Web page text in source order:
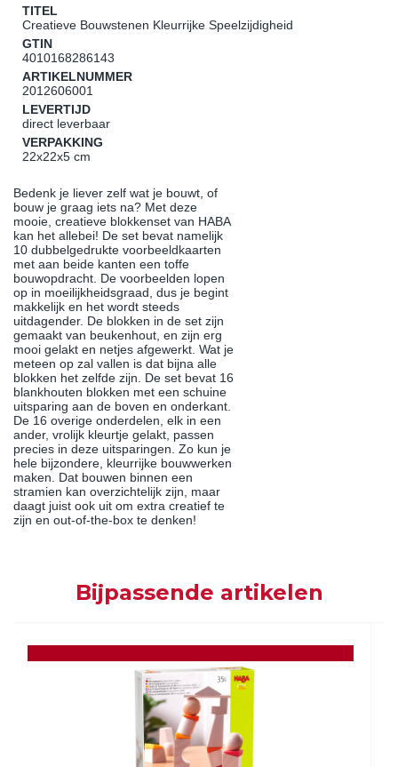
TITEL
Creatieve Bouwstenen Kleurrijke Speelzijdigheid
GTIN
4010168286143
ARTIKELNUMMER
2012606001
LEVERTIJD
direct leverbaar
VERPAKKING
22x22x5 cm
Bedenk je liever zelf wat je bouwt, of
bouw je graag iets na? Met deze
mooie, creatieve blokkenset van HABA
kan het allebei! De set bevat namelijk
10 dubbelgedrukte voorbeeldkaarten
met aan beide kanten een toffe
bouwopdracht. De voorbeelden lopen
op in moeilijkheidsgraad, dus je begint
makkelijk en het wordt steeds
uitdagender. De blokken in de set zijn
gemaakt van beukenhout, en zijn erg
mooi gelakt en netjes afgewerkt. Wat je
meteen op zal vallen is dat bijna alle
blokken het zelfde zijn. De set bevat 16
blankhouten blokken met een schuine
uitsparing aan de boven en onderkant.
De 16 overige onderdelen, elk in een
ander, vrolijk kleurtje gelakt, passen
precies in deze uitsparingen. Zo kun je
hele bijzondere, kleurrijke bouwwerken
maken. Dat bouwen binnen een
stramien kan overzichtelijk zijn, maar
daagt juist ook uit om extra creatief te
zijn en out-of-the-box te denken!
Bijpassende artikelen